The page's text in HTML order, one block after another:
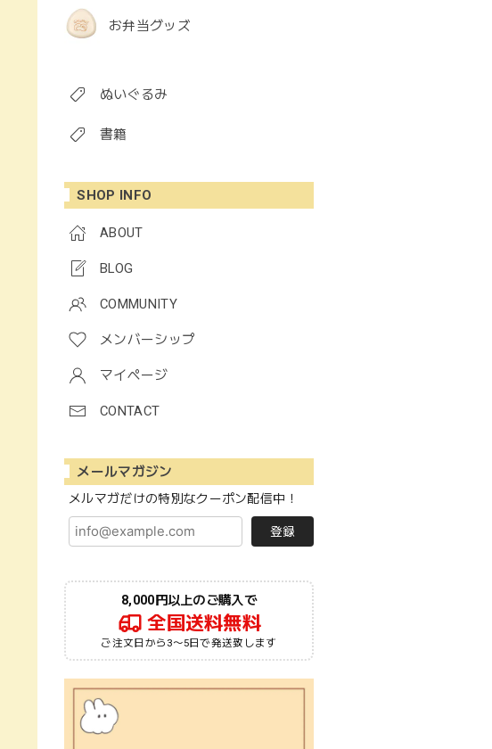
お弁当グッズ
ぬいぐるみ
書籍
SHOP INFO
ABOUT
BLOG
COMMUNITY
メンバーシップ
マイページ
CONTACT
メールマガジン
メルマガだけの特別なクーポン配信中！
登録
8,000円以上のご購入で
全国送料無料
ご注文日から3〜5日で発送致します